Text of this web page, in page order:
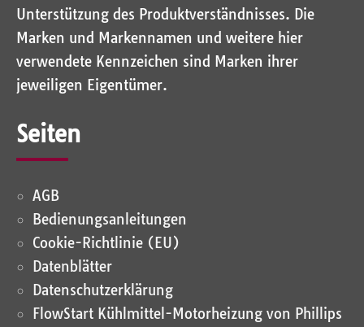
Unterstützung des Produktverständnisses. Die
Marken und Markennamen und weitere hier
verwendete Kennzeichen sind Marken ihrer
jeweiligen Eigentümer.
Seiten
AGB
Bedienungsanleitungen
Cookie-Richtlinie (EU)
Datenblätter
Datenschutz­erklärung
FlowStart Kühlmittel-Motorheizung von Phillips